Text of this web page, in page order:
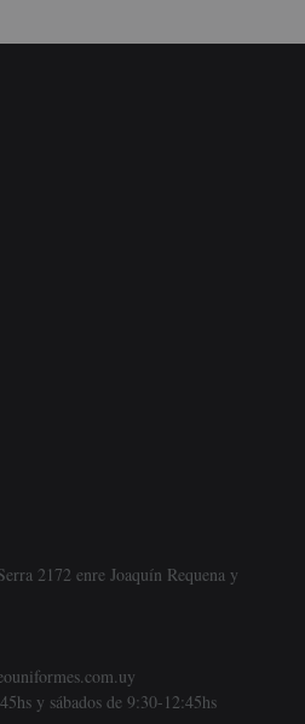
2172 enre Joaquín Requena y
y sábados de 9:30-12:45hs